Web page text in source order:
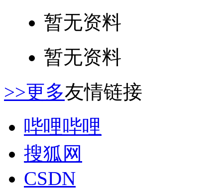
暂无资料
暂无资料
>>更多友情链接
哔哩哔哩
搜狐网
CSDN